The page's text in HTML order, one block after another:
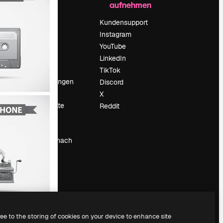
Veranstaltungen
Slidesgo
Deine Inhalte
verkaufen
Suchst du nach
aufnehmen
Kundensupport
Instagram
YouTube
LinkedIn
TikTok
Discord
X
Reddit
to the storing of cookies on your device to enhance site